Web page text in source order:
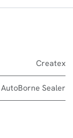
Createx
AutoBorne Sealer